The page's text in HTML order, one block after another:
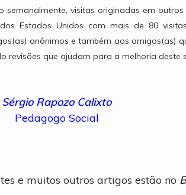
visitas originadas em outros
Estados Unidos com mais de 80
anônimos e também aos amigos(as)
revisões que ajudam para a melhoria deste
Sérgio Rapozo Calixto
Pedagogo Social
e muitos outros artigos estão no